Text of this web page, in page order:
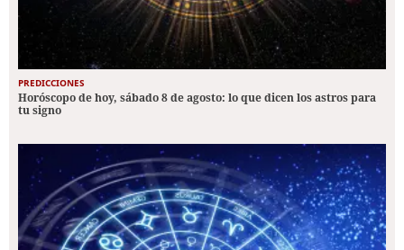
PREDICCIONES
Horóscopo de hoy, sábado 8 de agosto: lo que dicen los astros para
tu signo